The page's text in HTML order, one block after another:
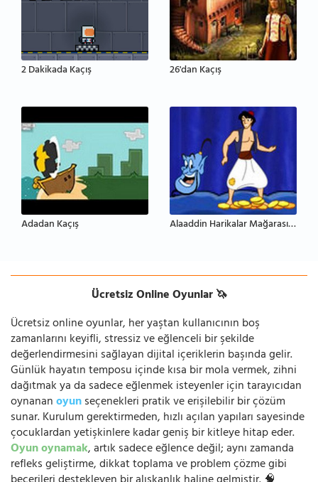
2 Dakikada Kaçış 26'dan Kaçış
Adadan Kaçış Alaaddin Harikalar Mağarasından Kaçış
Ücretsiz Online Oyunlar 🦄
Ücretsiz online oyunlar, her yaştan kullanıcının boş
zamanlarını keyifli, stressiz ve eğlenceli bir şekilde
değerlendirmesini sağlayan dijital içeriklerin başında gelir.
Günlük hayatın temposu içinde kısa bir mola vermek, zihni
dağıtmak ya da sadece eğlenmek isteyenler için tarayıcıdan
oynananoyunseçenekleri pratik ve erişilebilir bir çözüm
sunar. Kurulum gerektirmeden, hızlı açılan yapıları sayesinde
çocuklardan yetişkinlere kadar geniş bir kitleye hitap eder.
Oyun oynamak, artık sadece eğlence değil; aynı zamanda
refleks geliştirme, dikkat toplama ve problem çözme gibi